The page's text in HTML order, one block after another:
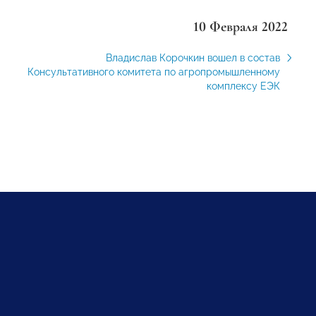
10 Февраля 2022
Владислав Корочкин вошел в состав
Консультативного комитета по агропромышленному
комплексу ЕЭК